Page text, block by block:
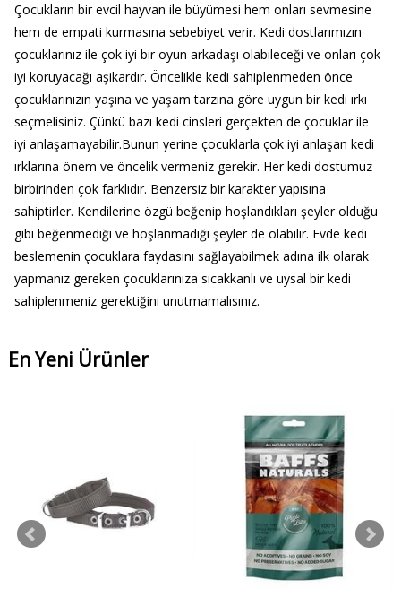
Çocukların bir evcil hayvan ile büyümesi hem onları sevmesine
hem de empati kurmasına sebebiyet verir. Kedi dostlarımızın
çocuklarınız ile çok iyi bir oyun arkadaşı olabileceği ve onları çok
iyi koruyacağı aşikardır. Öncelikle kedi sahiplenmeden önce
çocuklarınızın yaşına ve yaşam tarzına göre uygun bir kedi ırkı
seçmelisiniz. Çünkü bazı kedi cinsleri gerçekten de çocuklar ile
iyi anlaşamayabilir.Bunun yerine çocuklarla çok iyi anlaşan kedi
ırklarına önem ve öncelik vermeniz gerekir. Her kedi dostumuz
birbirinden çok farklıdır. Benzersiz bir karakter yapısına
sahiptirler. Kendilerine özgü beğenip hoşlandıkları şeyler olduğu
gibi beğenmediği ve hoşlanmadığı şeyler de olabilir. Evde kedi
beslemenin çocuklara faydasını sağlayabilmek adına ilk olarak
yapmanız gereken çocuklarınıza sıcakkanlı ve uysal bir kedi
sahiplenmeniz gerektiğini unutmamalısınız.
En Yeni Ürünler